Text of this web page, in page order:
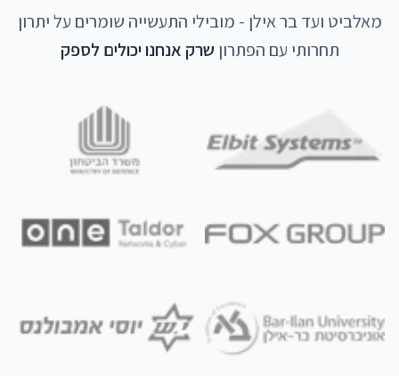
מאלביט ועד בר אילן - מובילי התעשייה שומרים על יתרון
תחרותי עם הפתרון שרק אנחנו יכולים לספק